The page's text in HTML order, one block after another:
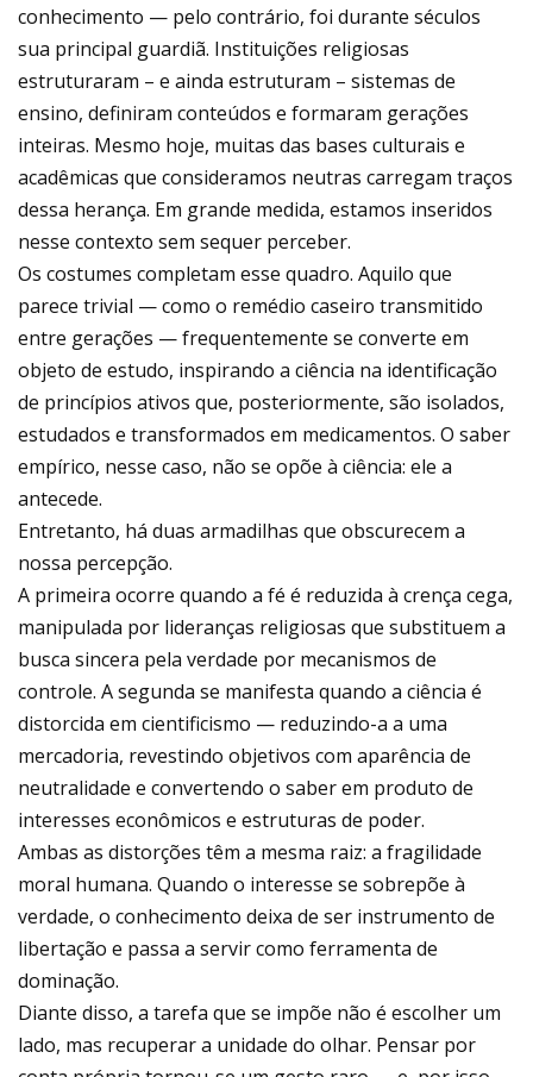
conhecimento — pelo contrário, foi durante séculos
sua principal guardiã. Instituições religiosas
estruturaram – e ainda estruturam – sistemas de
ensino, definiram conteúdos e formaram gerações
inteiras. Mesmo hoje, muitas das bases culturais e
acadêmicas que consideramos neutras carregam traços
dessa herança. Em grande medida, estamos inseridos
nesse contexto sem sequer perceber.
Os costumes completam esse quadro. Aquilo que
parece trivial — como o remédio caseiro transmitido
entre gerações — frequentemente se converte em
objeto de estudo, inspirando a ciência na identificação
de princípios ativos que, posteriormente, são isolados,
estudados e transformados em medicamentos. O saber
empírico, nesse caso, não se opõe à ciência: ele a
antecede.
Entretanto, há duas armadilhas que obscurecem a
nossa percepção.
A primeira ocorre quando a fé é reduzida à crença cega,
manipulada por lideranças religiosas que substituem a
busca sincera pela verdade por mecanismos de
controle. A segunda se manifesta quando a ciência é
distorcida em cientificismo — reduzindo-a a uma
mercadoria, revestindo objetivos com aparência de
neutralidade e convertendo o saber em produto de
interesses econômicos e estruturas de poder.
Ambas as distorções têm a mesma raiz: a fragilidade
moral humana. Quando o interesse se sobrepõe à
verdade, o conhecimento deixa de ser instrumento de
libertação e passa a servir como ferramenta de
dominação.
Diante disso, a tarefa que se impõe não é escolher um
lado, mas recuperar a unidade do olhar. Pensar por